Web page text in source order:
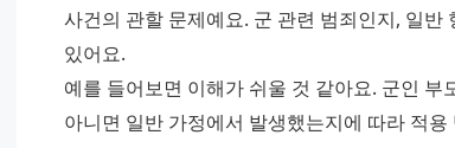
사건의 관할 문제예요. 군 관련 범죄인지, 일
있어요.
예를 들어보면 이해가 쉬울 것 같아요. 군인
아니면 일반 가정에서 발생했는지에 따라 적